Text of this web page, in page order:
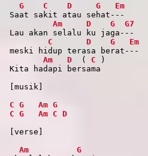
G
C D G
Em
Saat sakit atau sehat---
Am
D G
G7
Lau akan selalu ku jaga---
C
D G
Em
meski hidup terasa berat---
Am
D ( C )
Kita hadapi bersama
[musik]
C G Am G
C G Am C D
[verse]
Am
G